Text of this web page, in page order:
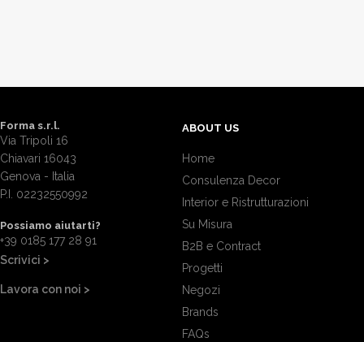
Forma s.r.l.
Via Tripoli 16
Chiavari 16043
Genova - Italia
P.I. 02232550992
Possiamo aiutarti?
+39 0185 177 28 91
Scrivici >
Lavora con noi >
ABOUT US
Home
Consulenza Decor
Interior e Ristrutturazioni
Su Misura
B2B e Contract
Progetti
Negozi
Brands
FAQs